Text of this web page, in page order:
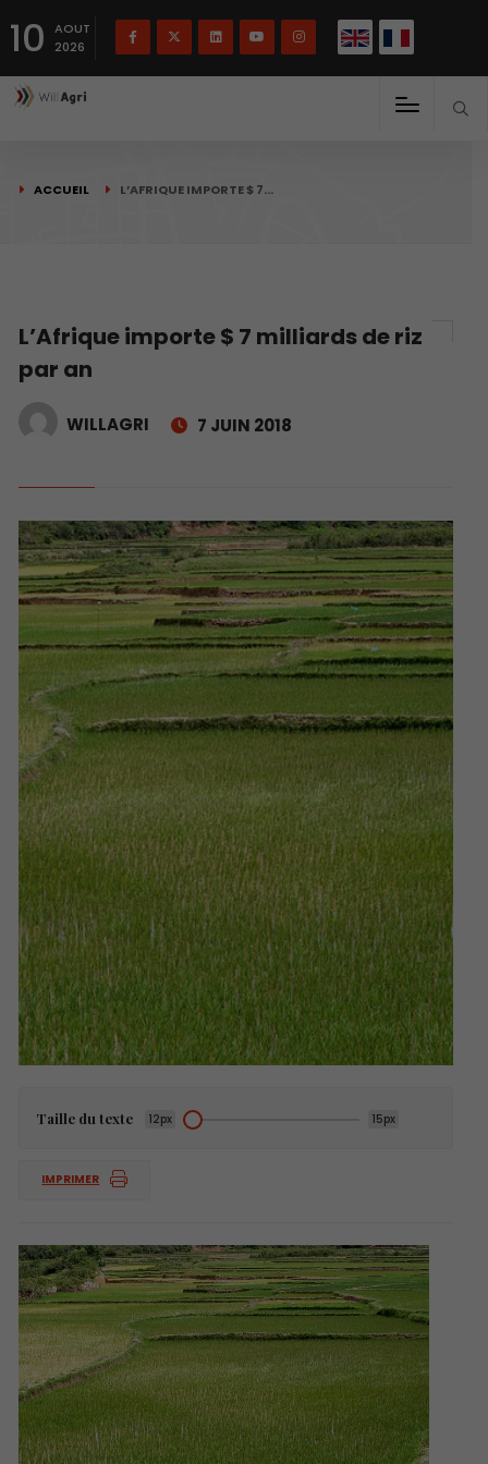
10
AOUT
2026
ACCUEIL L’AFRIQUE IMPORTE $ 7…
L’Afrique importe $ 7 milliards de riz
par an
WILLAGRI 7 JUIN 2018
Taille du texte 12px 15px
IMPRIMER
Français English(English)